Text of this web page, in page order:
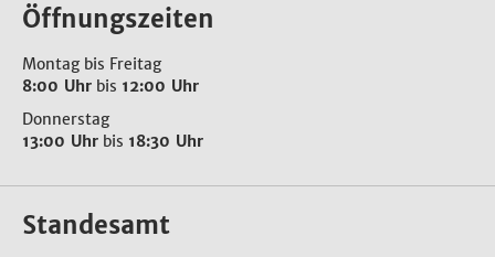
Öffnungszeiten
Montag bis Freitag
8:00 Uhr bis 12:00 Uhr
Donnerstag
13:00 Uhr bis 18:30 Uhr
Standesamt